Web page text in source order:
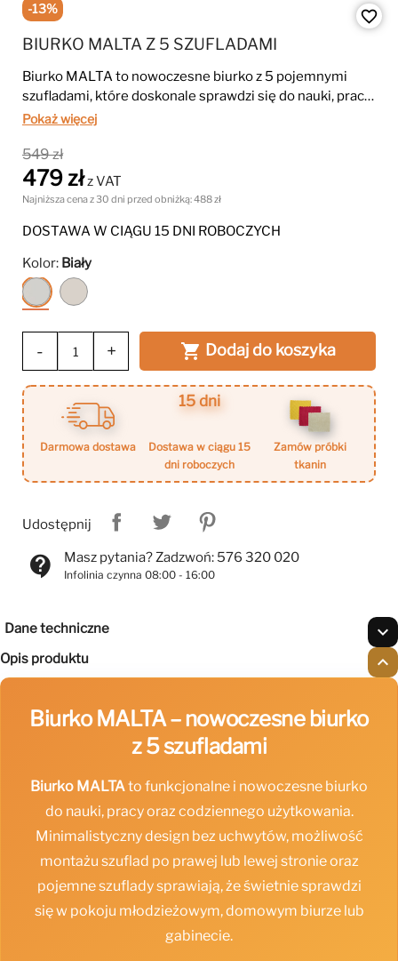
-13%
BIURKO MALTA Z 5 SZUFLADAMI
Biurko MALTA to nowoczesne biurko z 5 pojemnymi
szufladami, które doskonale sprawdzi się do nauki, pracy
i codziennego użytkowania. Minimalistyczny design,
oraz modne kolory biały i kaszmir sprawiają, że idealnie
pasuje do nowoczesnych wnętrz.
Pokaż więcej
549 zł
479 złz VAT
Najniższa cena z 30 dni przed obniżką:488 zł
DOSTAWA W CIĄGU 15 DNI ROBOCZYCH
Kolor: Biały
Biały Kaszmir
- +  Dodaj do koszyka
darmowa dostawa
15 dni
dostawa w ciągu 15
dni roboczych
zamów próbki
tkanin
Udostępnij
favorite_border
contact_support Masz pytania? Zadzwoń: 576 320 020
Infolinia czynna 08:00 - 16:00
Dane techniczne expand_more
Opis produktu expand_less
Biurko MALTA – nowoczesne biurko
z 5 szufladami
Biurko MALTAto funkcjonalne i nowoczesne biurko
do nauki, pracy oraz codziennego użytkowania.
Minimalistyczny design bez uchwytów, możliwość
montażu szuflad po prawej lub lewej stronie oraz
pojemne szuflady sprawiają, że świetnie sprawdzi
się w pokoju młodzieżowym, domowym biurze lub
gabinecie.